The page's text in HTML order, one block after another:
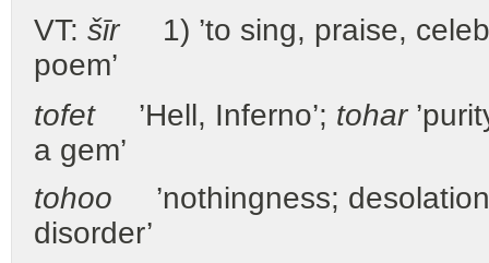
VT: šīr1) ’to sing, praise,
poem’
tofet’Hell, Inferno’; tohar
a gem’
tohoo ’nothingness;
disorder’